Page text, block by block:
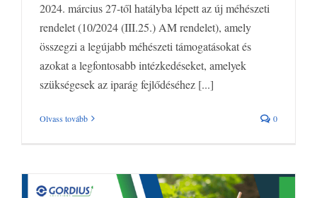
2024. március 27-től hatályba lépett az új méhészeti
rendelet (10/2024 (III.25.) AM rendelet), amely
összegzi a legújabb méhészeti támogatásokat és
azokat a legfontosabb intézkedéseket, amelyek
szükségesek az iparág fejlődéséhez [...]
Olvass tovább 0